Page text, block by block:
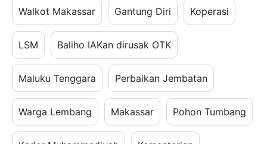
Walkot Makassar Gantung Diri Koperasi
LSM Baliho IAKan dirusak OTK
Maluku Tenggara Perbaikan Jembatan
Warga Lembang Makassar Pohon Tumbang